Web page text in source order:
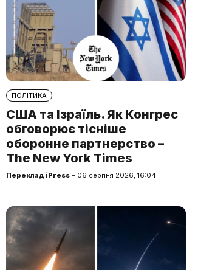
ПОЛІТИКА
США та Ізраїль. Як Конгрес
обговорює тісніше
оборонне партнерство –
The New York Times
Переклад iPress – 06 серпня 2026, 16:04